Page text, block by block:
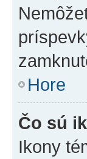
Hore
Čo sú
Ikony